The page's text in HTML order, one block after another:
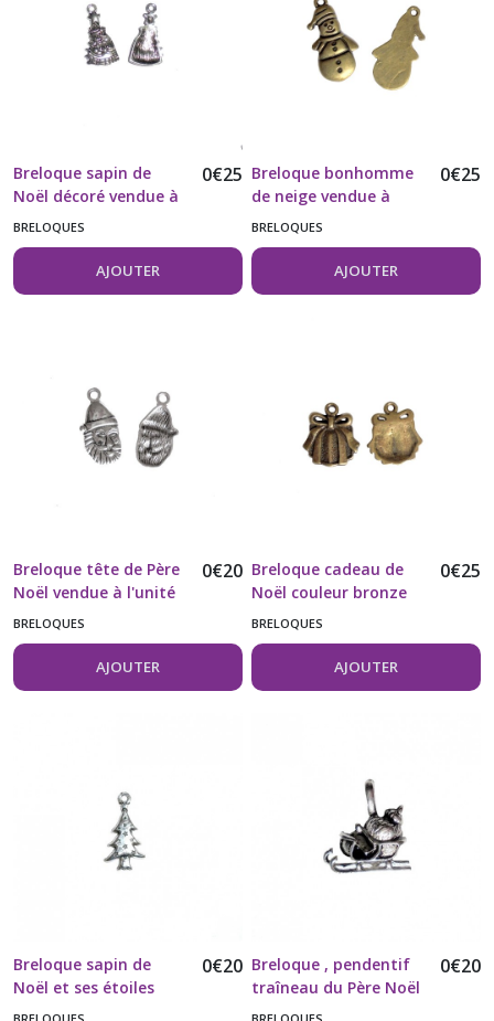
Breloque sapin de
Noël décoré vendue à
l'unité
0€25
BRELOQUES
AJOUTER
Breloque bonhomme
de neige vendue à
l'unité
0€25
BRELOQUES
AJOUTER
Breloque tête de Père
Noël vendue à l'unité
0€20
BRELOQUES
AJOUTER
Breloque cadeau de
Noël couleur bronze
vendue à l'unité
0€25
BRELOQUES
AJOUTER
Breloque sapin de
Noël et ses étoiles
vendue à l'unité
0€20 Breloque , pendentif
traîneau du Père Noël
0€20